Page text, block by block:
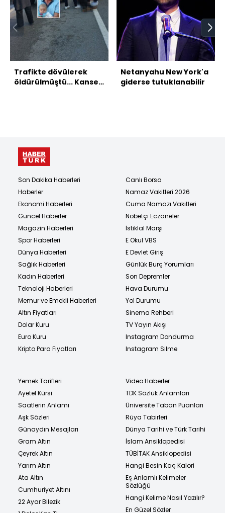
Trafikte dövülerek
öldürülmüştü... Kanseri
Netanyahu New York'a
giderse tutuklanabilir
Son Dakika Haberleri
Haberler
Ekonomi Haberleri
Güncel Haberler
Magazin Haberleri
Spor Haberleri
Dünya Haberleri
Sağlık Haberleri
Kadın Haberleri
Teknoloji Haberleri
Memur ve Emekli Haberleri
Altın Fiyatları
Dolar Kuru
Euro Kuru
Kripto Para Fiyatları
Canlı Borsa
Namaz Vakitleri 2026
Cuma Namazı Vakitleri
Nöbetçi Eczaneler
İstiklal Marşı
E Okul VBS
E Devlet Giriş
Günlük Burç Yorumları
Son Depremler
Hava Durumu
Yol Durumu
Sinema Rehberi
TV Yayın Akışı
Instagram Dondurma
Instagram Silme
Yemek Tarifleri
Ayetel Kürsi
Saatlerin Anlamı
Aşk Sözleri
Günaydın Mesajları
Gram Altın
Çeyrek Altın
Yarım Altın
Ata Altın
Cumhuriyet Altını
22 Ayar Bilezik
Video Haberler
TDK Sözlük Anlamları
Üniversite Taban Puanları
Rüya Tabirleri
Dünya Tarihi ve Türk Tarihi
İslam Ansiklopedisi
TÜBİTAK Ansiklopedisi
Hangi Besin Kaç Kalori
Eş Anlamlı Kelimeler
Sözlüğü
Hangi Kelime Nasıl Yazılır?
En Güzel Sözler